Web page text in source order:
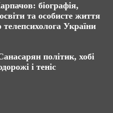
біографія,
та особисте життя
телепсихолога України
політик, хобі
і теніс